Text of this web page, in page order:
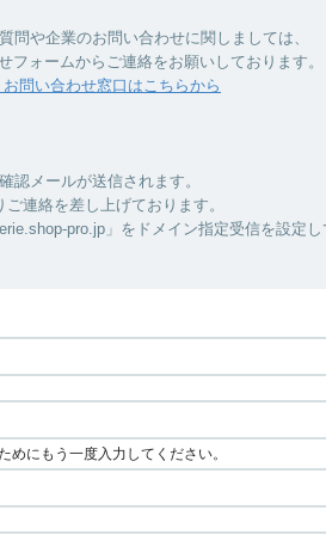
問や企業のお問い合わせに関しましては、
ォームからご連絡をお願いしております。
問い合わせ窓口はこちらから
認メールが送信されます。
連絡を差し上げております。
pro.jp」をドメイン指定受信を設定し
めにもう一度入力してください。